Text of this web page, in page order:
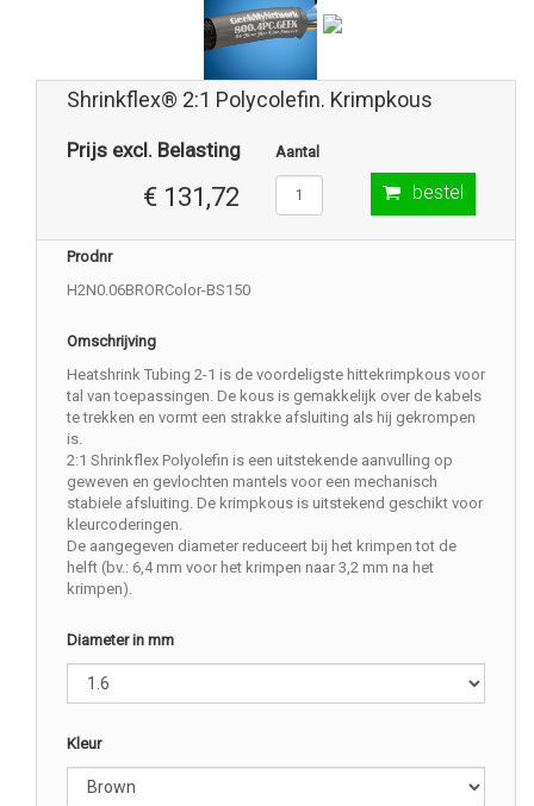
Shrinkflex® 2:1 Polycolefin. Krimpkous
Prijs excl. Belasting
€ 131,72
Aantal
bestel
Prodnr
H2N0.06BRORColor-BS150
Omschrijving
Heatshrink Tubing 2-1 is de voordeligste hittekrimpkous voor
tal van toepassingen. De kous is gemakkelijk over de kabels
te trekken en vormt een strakke afsluiting als hij gekrompen
is.
2:1 Shrinkflex Polyolefin is een uitstekende aanvulling op
geweven en gevlochten mantels voor een mechanisch
stabiele afsluiting. De krimpkous is uitstekend geschikt voor
kleurcoderingen.
De aangegeven diameter reduceert bij het krimpen tot de
helft (bv.: 6,4 mm voor het krimpen naar 3,2 mm na het
krimpen).
Diameter in mm
Kleur